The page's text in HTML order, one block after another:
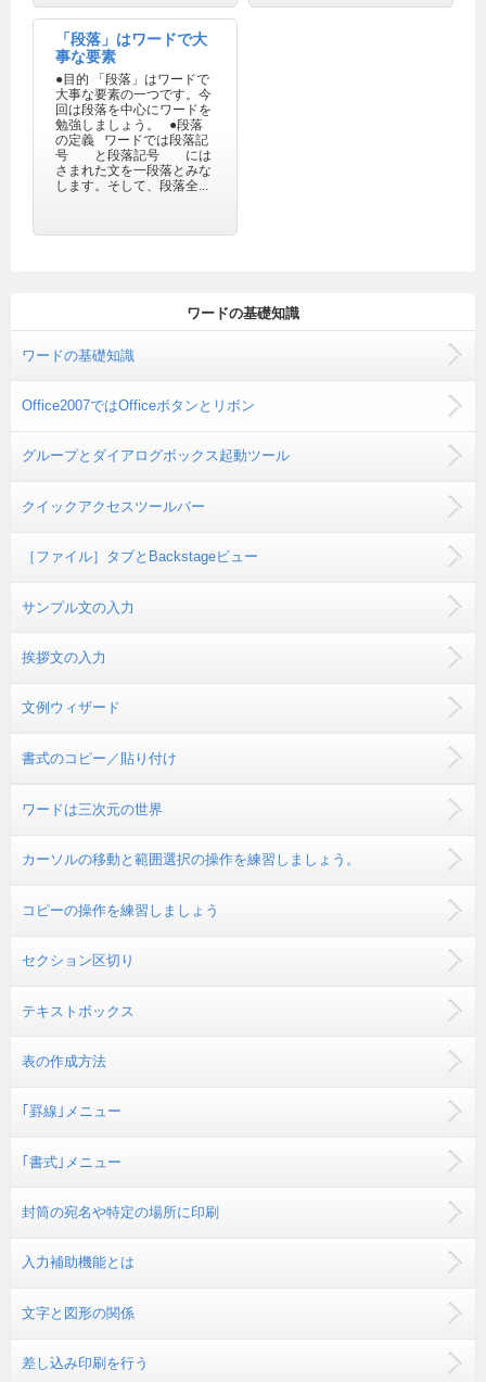
「段落」はワードで大
事な要素
●目的 「段落」はワードで
大事な要素の一つです。今
回は段落を中心にワードを
勉強しましょう。 ●段落
の定義 ワードでは段落記
号 と段落記号 には
さまれた文を一段落とみな
します。そして、段落全...
ワードの基礎知識
ワードの基礎知識
Office2007ではOfficeボタンとリボン
グループとダイアログボックス起動ツール
クイックアクセスツールバー
［ファイル］タブとBackstageビュー
サンプル文の入力
挨拶文の入力
文例ウィザード
書式のコピー／貼り付け
ワードは三次元の世界
カーソルの移動と範囲選択の操作を練習しましょう。
コピーの操作を練習しましょう
セクション区切り
テキストボックス
表の作成方法
｢罫線｣メニュー
｢書式｣メニュー
封筒の宛名や特定の場所に印刷
入力補助機能とは
文字と図形の関係
差し込み印刷を行う